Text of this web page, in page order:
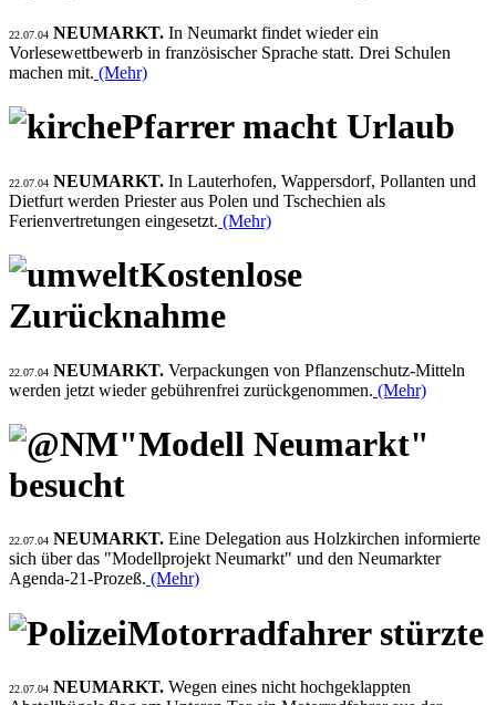
22.07.04 NEUMARKT. In Neumarkt findet wieder ein
Vorlesewettbewerb in französischer Sprache statt. Drei Schulen
machen mit. (Mehr)
Pfarrer macht Urlaub
22.07.04 NEUMARKT. In Lauterhofen, Wappersdorf, Pollanten und
Dietfurt werden Priester aus Polen und Tschechien als
Ferienvertretungen eingesetzt. (Mehr)
Kostenlose
Zurücknahme
22.07.04 NEUMARKT. Verpackungen von Pflanzenschutz-Mitteln
werden jetzt wieder gebührenfrei zurückgenommen. (Mehr)
"Modell Neumarkt"
besucht
22.07.04 NEUMARKT. Eine Delegation aus Holzkirchen informierte
sich über das "Modellprojekt Neumarkt" und den Neumarkter
Agenda-21-Prozeß. (Mehr)
Motorradfahrer stürzte
22.07.04 NEUMARKT. Wegen eines nicht hochgeklappten